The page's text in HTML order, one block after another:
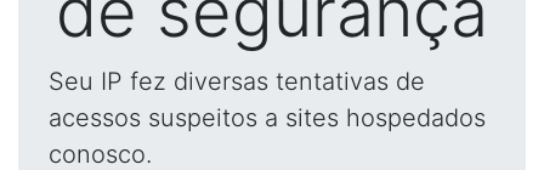
Seu IP fez diversas tentativas de
acessos suspeitos a sites hospedados
conosco.